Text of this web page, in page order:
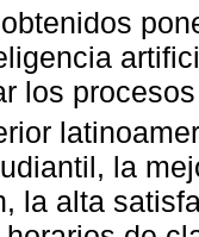
los
la
la alta